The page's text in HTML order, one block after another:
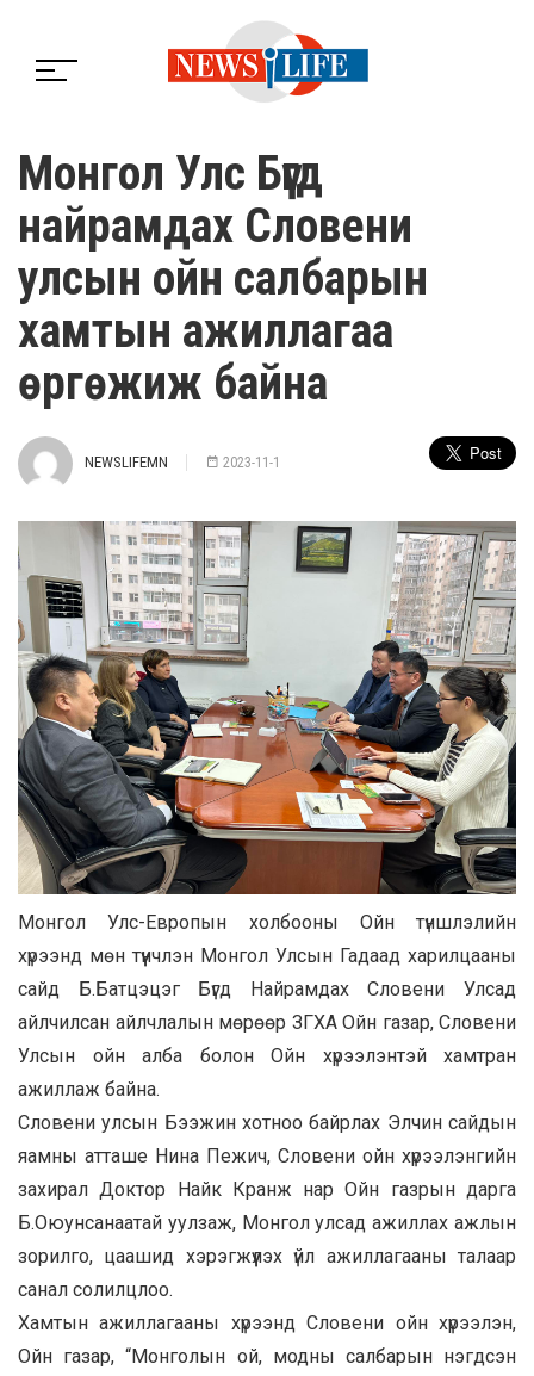
Монгол Улс Бүгд
найрамдах Словени
улсын ойн салбарын
хамтын ажиллагаа
өргөжиж байна
NEWSLIFEMN 2023-11-1
Монгол Улс-Европын холбооны Ойн түншлэлийн
хүрээнд мөн түүнчлэн Монгол Улсын Гадаад харилцааны
сайд Б.Батцэцэг Бүгд Найрамдах Словени Улсад
айлчилсан айлчлалын мөрөөр ЗГХА Ойн газар, Словени
Улсын ойн алба болон Ойн хүрээлэнтэй хамтран
ажиллаж байна.
Словени улсын Бээжин хотноо байрлах Элчин сайдын
яамны атташе Нина Пежич, Словени ойн хүрээлэнгийн
захирал Доктор Найк Кранж нар Ойн газрын дарга
Б.Оюунсанаатай уулзаж, Монгол улсад ажиллах ажлын
зорилго, цаашид хэрэгжүүлэх үйл ажиллагааны талаар
санал солилцлоо.
Хамтын ажиллагааны хүрээнд Словени ойн хүрээлэн,
Ойн газар, “Монголын ой, модны салбарын нэгдсэн